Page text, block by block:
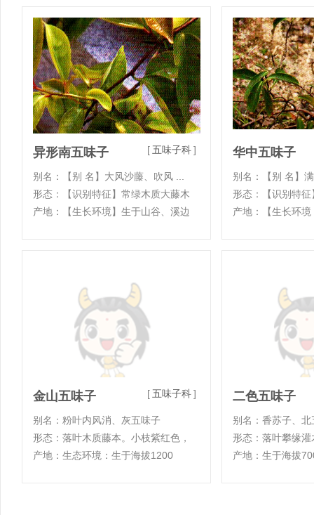
[ 五味子科]
异形南五味子
别名：【别 名】大风沙藤、吹风 ...
形态：【识别特征】常绿木质大藤木
产地：【生长环境】生于山谷、溪边
华中五味子
别名：【别 名】
形态：【识别特
产地：【生长环
[ 五味子科]
金山五味子
别名：粉叶内风消、灰五味子
形态：落叶木质藤本。小枝紫红色，
产地：生态环境：生于海拔1200
二色五味子
别名：香苏子、北
形态：落叶攀缘
产地：生于海拔